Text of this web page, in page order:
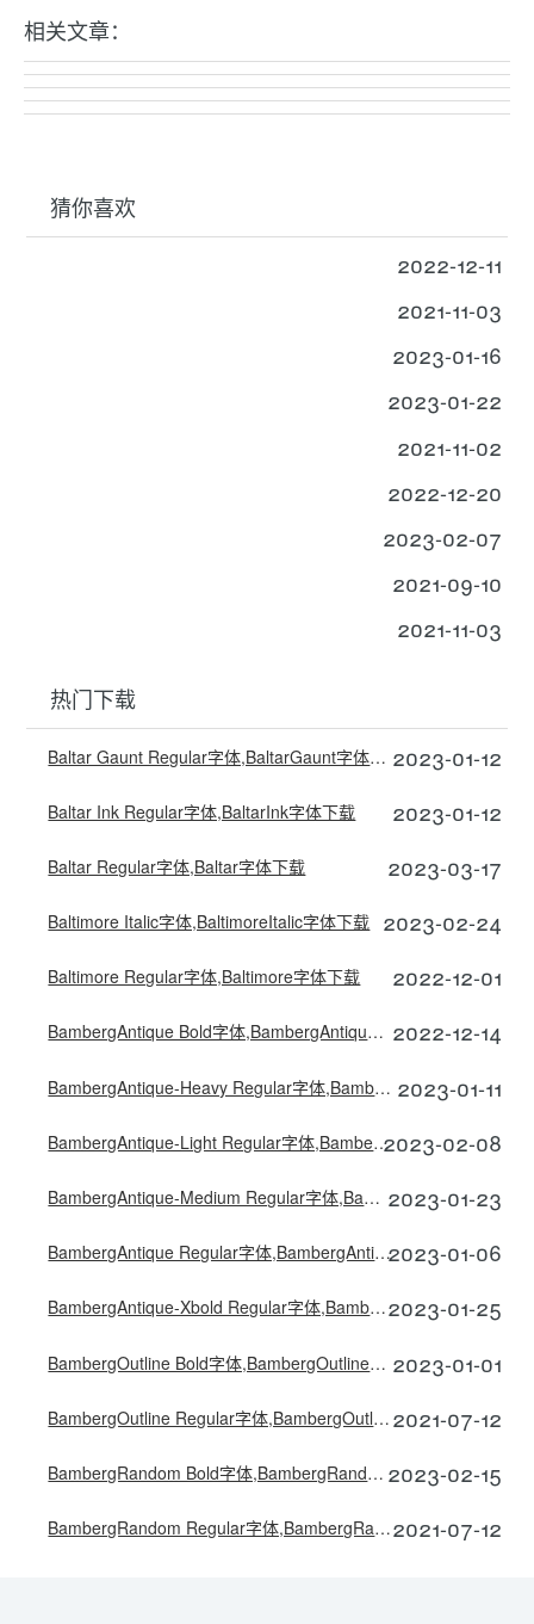
相关文章：
猜你喜欢
2022-12-11
2021-11-03
2023-01-16
2023-01-22
2021-11-02
2022-12-20
2023-02-07
2021-09-10
2021-11-03
热门下载
Baltar Gaunt Regular字体,BaltarGaunt字体下载 2023-01-12
Baltar Ink Regular字体,BaltarInk字体下载 2023-01-12
Baltar Regular字体,Baltar字体下载 2023-03-17
Baltimore Italic字体,BaltimoreItalic字体下载 2023-02-24
Baltimore Regular字体,Baltimore字体下载 2022-12-01
BambergAntique Bold字体,BambergAntiqueBold字体下载 2022-12-14
BambergAntique-Heavy Regular字体,BambergAntiqueHeavy字体下载 2023-01-11
BambergAntique-Light Regular字体,BambergAntiqueLight字体下载2023-02-08
BambergAntique-Medium Regular字体,BambergAntiqueMedium字体下载 2023-01-23
BambergAntique Regular字体,BambergAntique字体下载2023-01-06
BambergAntique-Xbold Regular字体,BambergAntiqueXbold字体下载2023-01-25
BambergOutline Bold字体,BambergOutlineBold字体下载 2023-01-01
BambergOutline Regular字体,BambergOutline字体下载 2021-07-12
BambergRandom Bold字体,BambergRandomBold字体下载 2023-02-15
BambergRandom Regular字体,BambergRandom字体下载2021-07-12